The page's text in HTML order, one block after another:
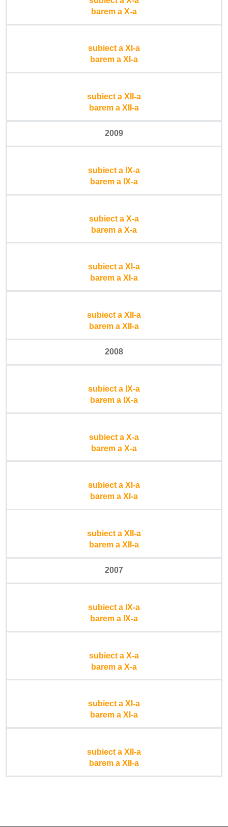
barem a X-a
subiect a XI-a
barem a XI-a
subiect a XII-a
barem a XII-a
2009
subiect a IX-a
barem a IX-a
subiect a X-a
barem a X-a
subiect a XI-a
barem a XI-a
subiect a XII-a
barem a XII-a
2008
subiect a IX-a
barem a IX-a
subiect a X-a
barem a X-a
subiect a XI-a
barem a XI-a
subiect a XII-a
barem a XII-a
2007
subiect a IX-a
barem a IX-a
subiect a X-a
barem a X-a
subiect a XI-a
barem a XI-a
subiect a XII-a
barem a XII-a